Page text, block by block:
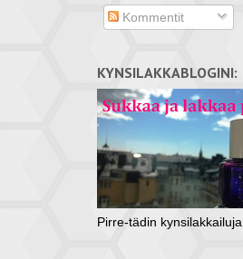
Kommentit
KYNSILAKKABLOGINI:
Pirre-tädin kynsilakkailuja